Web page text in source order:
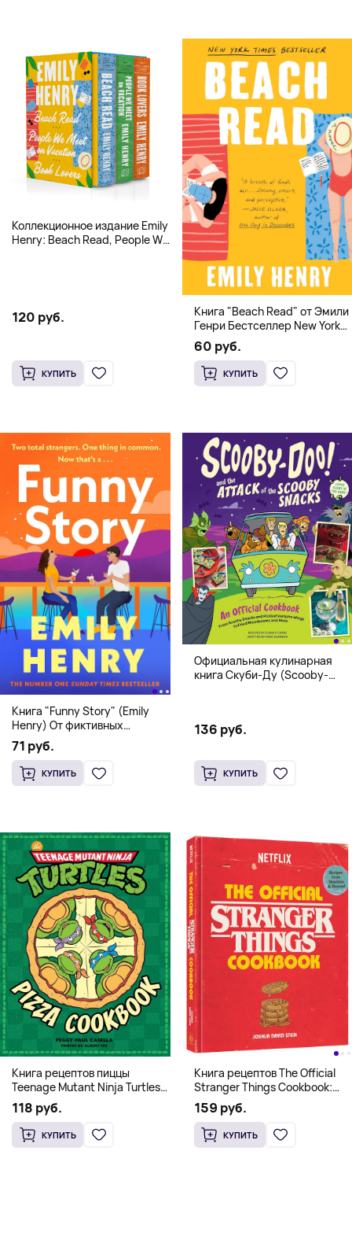
Коллекционное издание Emily
Henry: Beach Read, People We
120 руб.
КУПИТЬ
Книга "Beach Read" от Эмили
Генри Бестселлер New York
Times
60 руб.
КУПИТЬ
Книга "Funny Story" (Emily
Henry) От фиктивных
свиданий к реальной любви
71 руб.
КУПИТЬ
Официальная кулинарная
книга Скуби-Ду (Scooby-
136 руб.
КУПИТЬ
Книга рецептов пиццы
Teenage Mutant Ninja Turtles
Pizza Cookbook (На
английском)
118 руб.
КУПИТЬ
Книга рецептов The Official
Stranger Things Cookbook:
Recipes from Hawkins and
Beyond (На английском)
159 руб.
КУПИТЬ